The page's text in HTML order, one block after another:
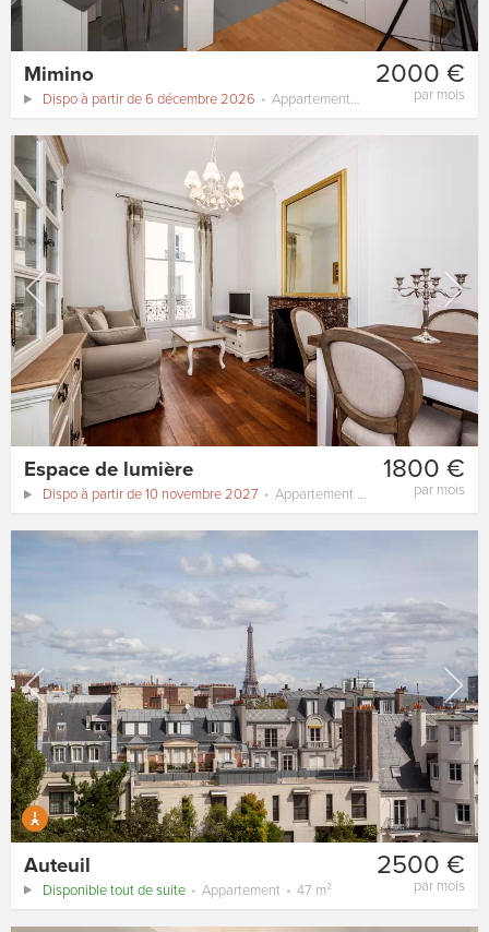
2000 €
par mois
Mimino
Dispo à partir de 6 décembre 2026 Appartement
1800 €
par mois
Espace de lumière
Dispo à partir de 10 novembre 2027 Appartement
2500 €
par mois
Auteuil
Disponible tout de suite Appartement 47 m²